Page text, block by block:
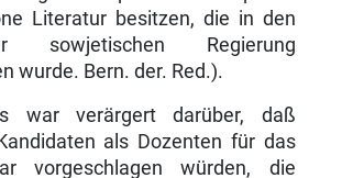
Literatur besitzen, die in den
sowjetischen Regierung
wurde. Bern. der. Red.).
war verärgert darüber, daß
als Dozenten für das
vorgeschlagen würden, die